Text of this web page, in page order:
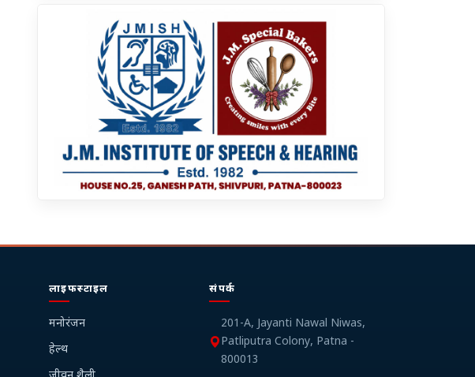
लाइफस्टाइल
मनोरंजन
हेल्थ
संपर्क
201-A, Jayanti Nawal Niwas,
Patliputra Colony, Patna -
800013